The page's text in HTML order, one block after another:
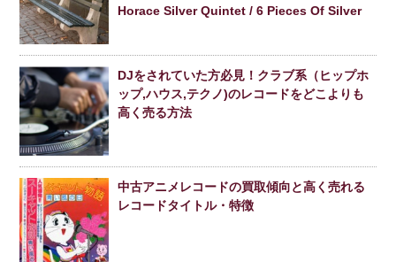
Horace Silver Quintet / 6 Pieces Of Silver
DJをされていた方必見！クラブ系（ヒップホ
ップ,ハウス,テクノ)のレコードをどこよりも
高く売る方法
中古アニメレコードの買取傾向と高く売れる
レコードタイトル・特徴